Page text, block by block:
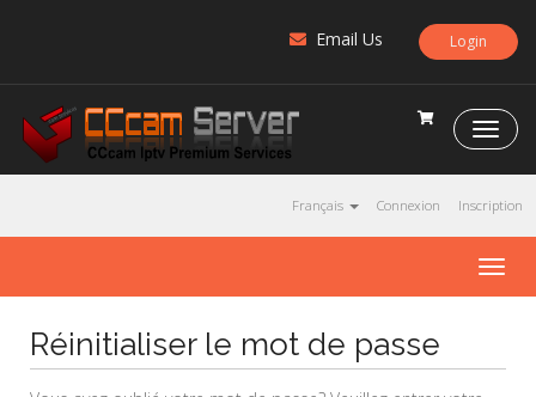
Login
Email Us
C
C
c
a
e
r
r
Français Connexion Inscription
T
o
l
Réinitialiser le mot de passe